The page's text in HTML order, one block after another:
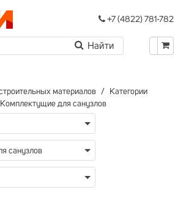
+7 (4822) 781-782
материалов
Категории
Комплектущие для санузлов
санузлов